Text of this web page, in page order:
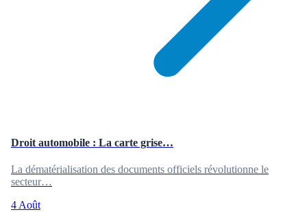
Droit automobile : La carte grise…
La dématérialisation des documents officiels révolutionne le
secteur…
4 Août